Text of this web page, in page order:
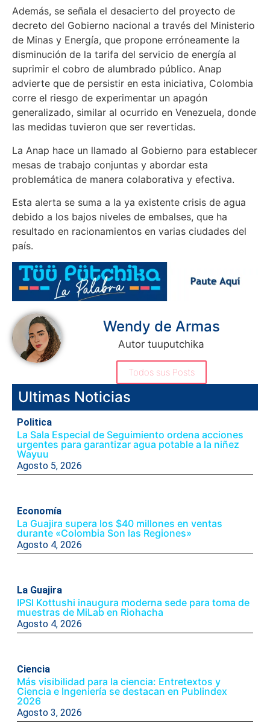
Además, se señala el desacierto del proyecto de
decreto del Gobierno nacional a través del Ministerio
de Minas y Energía, que propone erróneamente la
disminución de la tarifa del servicio de energía al
suprimir el cobro de alumbrado público. Anap
advierte que de persistir en esta iniciativa, Colombia
corre el riesgo de experimentar un apagón
generalizado, similar al ocurrido en Venezuela, donde
las medidas tuvieron que ser revertidas.
La Anap hace un llamado al Gobierno para establecer
mesas de trabajo conjuntas y abordar esta
problemática de manera colaborativa y efectiva.
Esta alerta se suma a la ya existente crisis de agua
debido a los bajos niveles de embalses, que ha
resultado en racionamientos en varias ciudades del
país.
Wendy de Armas
Autor tuuputchika
Todos sus Posts
Ultimas Noticias
Politica
La Sala Especial de Seguimiento ordena acciones
urgentes para garantizar agua potable a la niñez
Wayuu
Agosto 5, 2026
Economía
La Guajira supera los $40 millones en ventas
durante «Colombia Son las Regiones»
Agosto 4, 2026
La Guajira
IPSI Kottushi inaugura moderna sede para toma de
muestras de MiLab en Riohacha
Agosto 4, 2026
Ciencia
Más visibilidad para la ciencia: Entretextos y
Ciencia e Ingeniería se destacan en Publindex
2026
Agosto 3, 2026